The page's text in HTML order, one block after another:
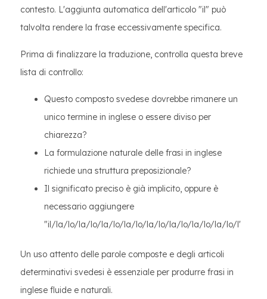
contesto. L'aggiunta automatica dell'articolo "il" può
talvolta rendere la frase eccessivamente specifica.
Prima di finalizzare la traduzione, controlla questa breve
lista di controllo:
Questo composto svedese dovrebbe rimanere un
unico termine in inglese o essere diviso per
chiarezza?
La formulazione naturale delle frasi in inglese
richiede una struttura preposizionale?
Il significato preciso è già implicito, oppure è
necessario aggiungere
"il/la/lo/la/lo/la/lo/la/lo/la/lo/la/lo/la/lo/la/lo/l'
Un uso attento delle parole composte e degli articoli
determinativi svedesi è essenziale per produrre frasi in
inglese fluide e naturali.